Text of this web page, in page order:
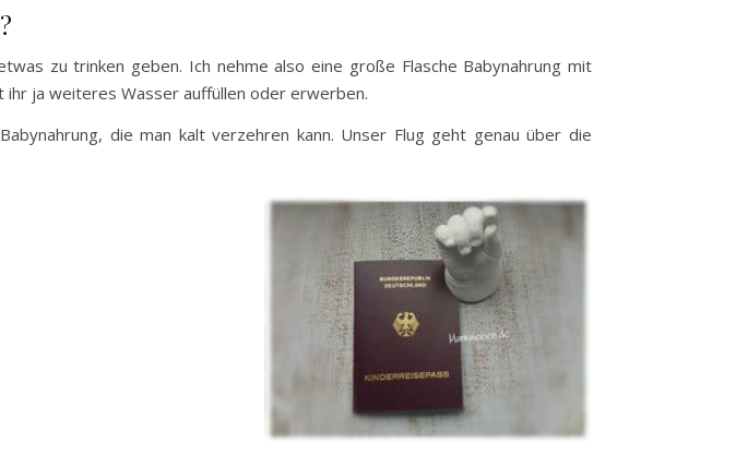
zu trinken geben. Ich nehme also eine große Flasche Babynahrung mit
ihr ja weiteres Wasser auffüllen oder erwerben.
die man kalt verzehren kann. Unser Flug geht genau über die